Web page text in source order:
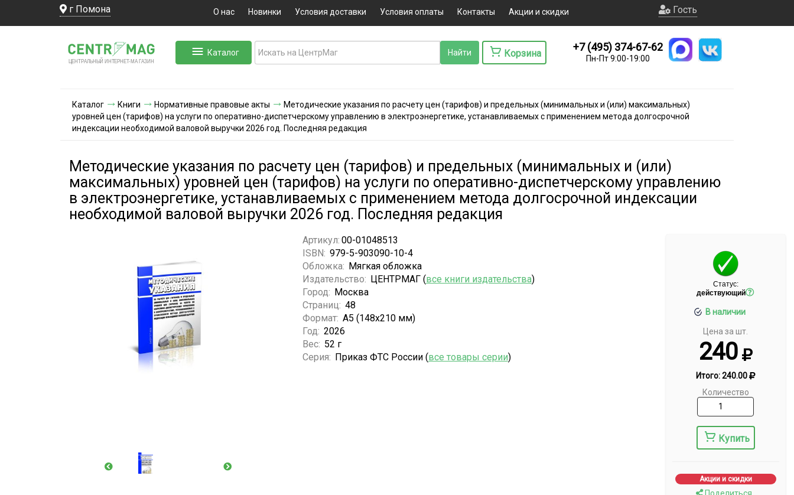
г Помона О нас Новинки Условия доставки Условия оплаты Контакты Акции и скидки Гость
ЦЕНТРАЛЬНЫЙ ИНТЕРНЕТ-МА ГАЗИН
Каталог Корзина
+7 (495) 374-67-62
Пн-Пт 9:00-19:00
Каталог Книги Нормативные правовые акты
Методические указания по расчету цен (тарифов) и предельных (минимальных и (или) максимальных)
уровней цен (тарифов) на услуги по оперативно-диспетчерскому управлению в электроэнергетике, устанавливаемых с применением метода долгосрочной
индексации необходимой валовой выручки 2026 год. Последняя редакция
Методические указания по расчету цен (тарифов) и предельных (минимальных и (или)
максимальных) уровней цен (тарифов) на услуги по оперативно-диспетчерскому управлению
в электроэнергетике, устанавливаемых с применением метода долгосрочной индексации
необходимой валовой выручки 2026 год. Последняя редакция
Статус:
действующий
В наличии
Цена за шт.
240
Итого:240.00
Количество
Купить
Акции и скидки
Поделиться
Артикул: 00-01048513
ISBN: 979-5-903090-10-4
Обложка: Мягкая обложка
Издательство: ЦЕНТРМАГ (все книги издательства)
Город: Москва
Страниц: 48
Формат: А5 (148x210 мм)
Год: 2026
Вес: 52 г
Серия: Приказ ФТС России (все товары серии)